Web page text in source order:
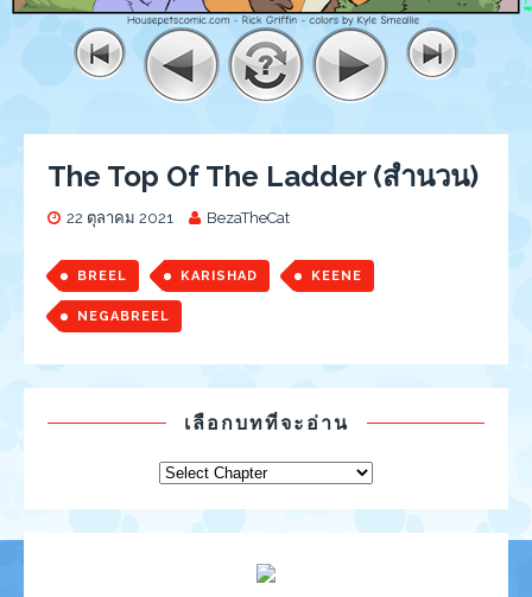
The Top Of The Ladder (สำนวน)
22 ตุลาคม 2021 BezaTheCat
BREEL KARISHAD KEENE
NEGABREEL
เลือกบทที่จะอ่าน